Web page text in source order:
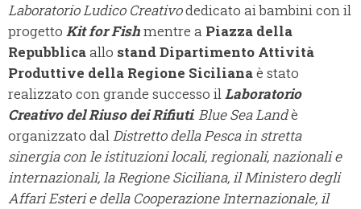
Laboratorio Ludico Creativodedicato ai bambini con il
progetto Kit for Fishmentre a Piazza della
Repubblicaallo stand Dipartimento Attività
Produttive della Regione Sicilianaè stato
realizzato con grande successo ilLaboratorio
Creativo del Riuso dei Rifiuti.Blue Sea Landè
organizzato dalDistretto della Pescain stretta
sinergia con le istituzioni locali, regionali, nazionali e
internazionali, la Regione Siciliana, il Ministero degli
Affari Esteri e della Cooperazione Internazionale, il